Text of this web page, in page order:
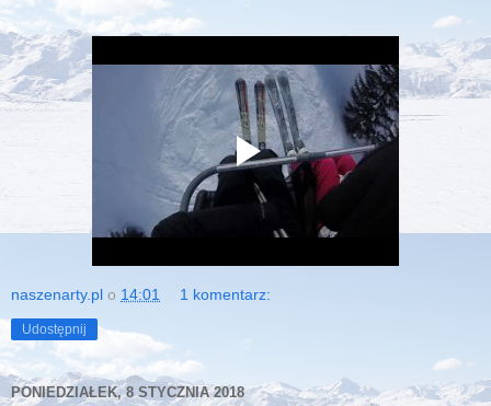
naszenarty.pl o 14:01 1 komentarz:
Udostępnij
PONIEDZIAŁEK, 8 STYCZNIA 2018